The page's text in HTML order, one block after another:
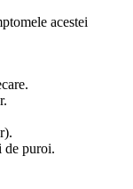
acestei
de puroi.